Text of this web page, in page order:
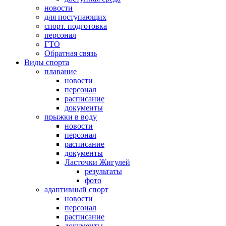
новости
для поступающих
спорт. подготовка
персонал
ГТО
Обратная связь
Виды спорта
плавание
новости
персонал
расписание
документы
прыжки в воду
новости
персонал
расписание
документы
Ласточки Жигулей
результаты
фото
адаптивный спорт
новости
персонал
расписание